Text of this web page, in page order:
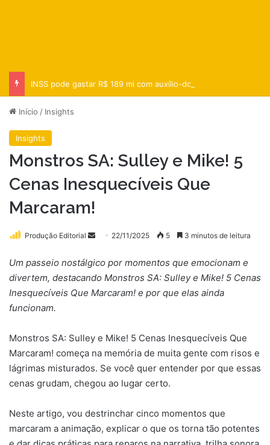
Início / Insights
Insights
Monstros SA: Sulley e Mike! 5
Cenas Inesquecíveis Que
Marcaram!
Produção Editorial
Mande
e-
mail
22/11/2025 5 3 minutos de leitura
Um passeio nostálgico por momentos que emocionam e
divertem, destacando Monstros SA: Sulley e Mike! 5 Cenas
Inesquecíveis Que Marcaram! e por que elas ainda
funcionam.
Monstros SA: Sulley e Mike! 5 Cenas Inesquecíveis Que
Marcaram! começa na memória de muita gente com risos e
lágrimas misturados. Se você quer entender por que essas
cenas grudam, chegou ao lugar certo.
Neste artigo, vou destrinchar cinco momentos que
marcaram a animação, explicar o que os torna tão potentes